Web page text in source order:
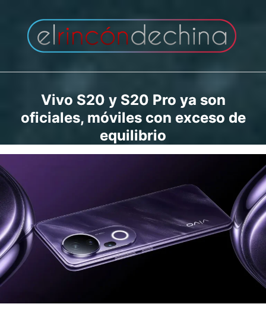
contenido
Vivo S20 y S20 Pro ya son
oficiales, móviles con exceso de
equilibrio